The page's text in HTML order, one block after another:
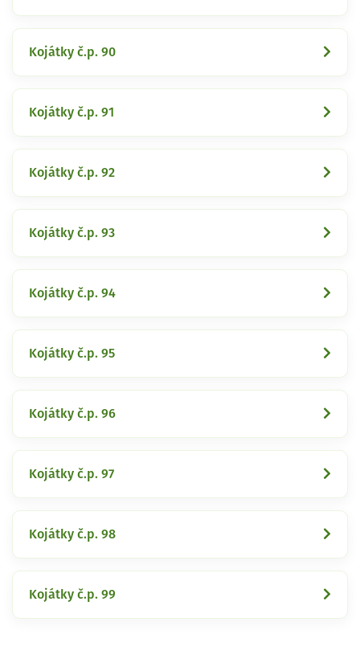
Kojátky č.p. 90
Kojátky č.p. 91
Kojátky č.p. 92
Kojátky č.p. 93
Kojátky č.p. 94
Kojátky č.p. 95
Kojátky č.p. 96
Kojátky č.p. 97
Kojátky č.p. 98
Kojátky č.p. 99